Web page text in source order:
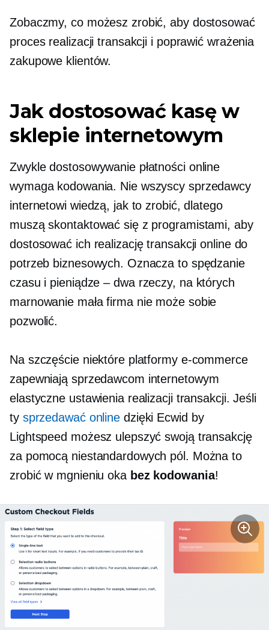
Zobaczmy, co możesz zrobić, aby dostosować
proces realizacji transakcji i poprawić wrażenia
zakupowe klientów.
Jak dostosować kasę w
sklepie internetowym
Zwykle dostosowywanie płatności online
wymaga kodowania. Nie wszyscy sprzedawcy
internetowi wiedzą, jak to zrobić, dlatego
muszą skontaktować się z programistami, aby
dostosować ich realizację transakcji online do
potrzeb biznesowych. Oznacza to spędzanie
czasu i pieniądze – dwarzeczy, na których
marnowanie mała firma nie może sobie
pozwolić.
Na szczęście niektóre platformy e-commerce
zapewniają sprzedawcom internetowym
elastyczne ustawienia realizacji transakcji. Jeśli
ty sprzedawać online dzięki Ecwid by
Lightspeed możesz ulepszyć swoją transakcję
za pomocą niestandardowych pól. Można to
zrobić w mgnieniu oka bez kodowania!